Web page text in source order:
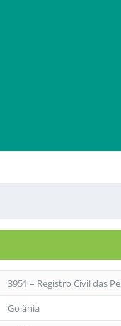
3951 – Registro Civil das
Goiânia